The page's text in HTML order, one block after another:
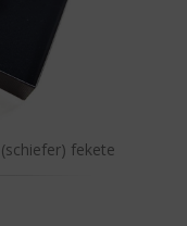
fekete